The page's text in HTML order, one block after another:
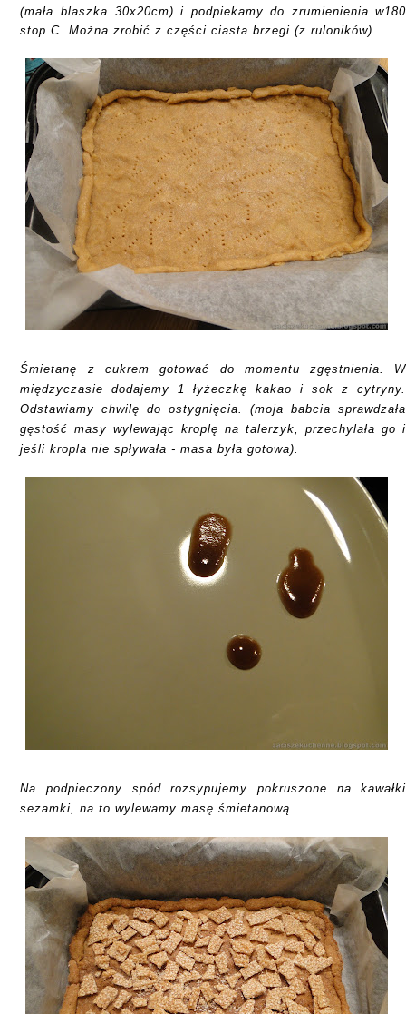
(mała blaszka 30x20cm) i podpiekamy do zrumienienia w180
stop.C. Można zrobić z części ciasta brzegi (z ruloników).
Śmietanę z cukrem gotować do momentu zgęstnienia. W
międzyczasie dodajemy 1 łyżeczkę kakao i sok z cytryny.
Odstawiamy chwilę do ostygnięcia. (moja babcia sprawdzała
gęstość masy wylewając kroplę na talerzyk, przechylała go i
jeśli kropla nie spływała - masa była gotowa).
Na podpieczony spód rozsypujemy pokruszone na kawałki
sezamki, na to wylewamy masę śmietanową.